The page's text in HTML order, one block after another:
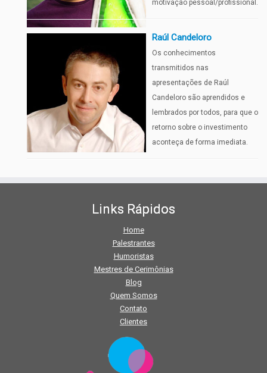
motivação pessoal/profissional.
Raúl Candeloro
Os conhecimentos
transmitidos nas
apresentações de Raúl
Candeloro são aprendidos e
lembrados por todos, para que o
retorno sobre o investimento
aconteça de forma imediata.
Links Rápidos
Home
Palestrantes
Humoristas
Mestres de Cerimônias
Blog
Quem Somos
Contato
Clientes